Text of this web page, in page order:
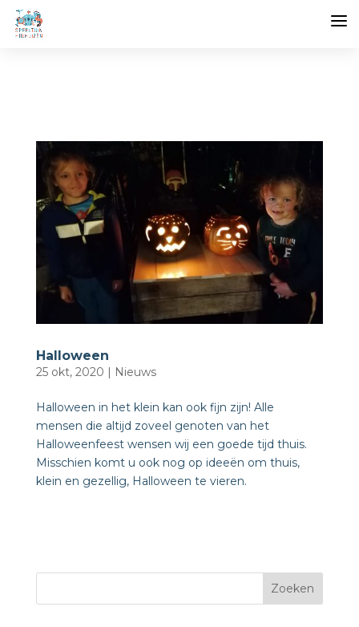
Halloween
25 okt, 2020 Nieuws
Halloween in het klein kan ook fijn zijn! Alle
mensen die altijd zoveel genoten van het
Halloweenfeest wensen wij een goede tijd thuis.
Misschien komt u ook nog op ideeën om thuis,
klein en gezellig, Halloween te vieren.